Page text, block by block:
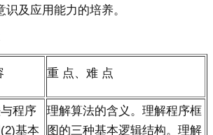
及应用能力的培养。
重 点、难 点
程序
基本
理解算法的含义。理解程序框
图的三种基本逻辑结构。理解